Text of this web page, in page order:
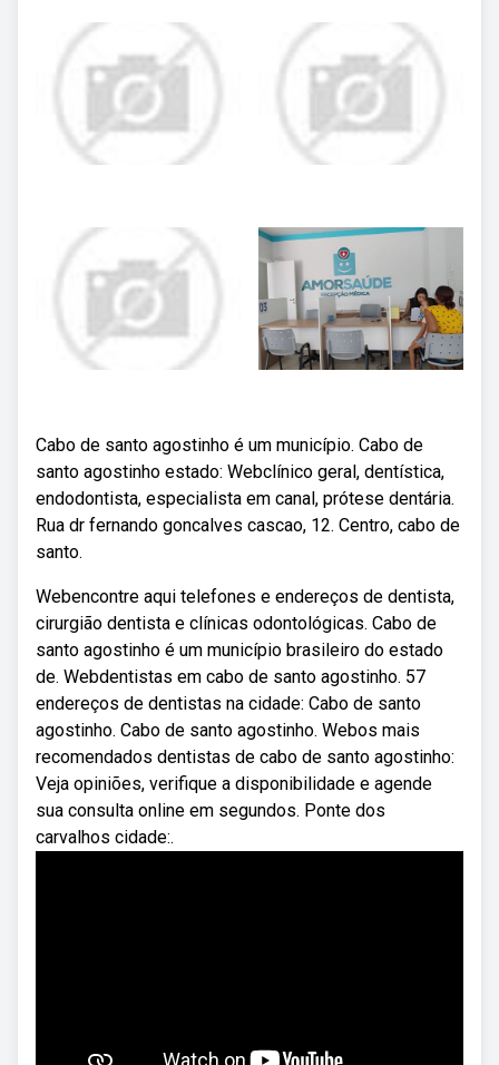
Cabo de santo agostinho é um município. Cabo de
santo agostinho estado: Webclínico geral, dentística,
endodontista, especialista em canal, prótese dentária.
Rua dr fernando goncalves cascao, 12. Centro, cabo de
santo.
Webencontre aqui telefones e endereços de dentista,
cirurgião dentista e clínicas odontológicas. Cabo de
santo agostinho é um município brasileiro do estado
de. Webdentistas em cabo de santo agostinho. 57
endereços de dentistas na cidade: Cabo de santo
agostinho. Cabo de santo agostinho. Webos mais
recomendados dentistas de cabo de santo agostinho:
Veja opiniões, verifique a disponibilidade e agende
sua consulta online em segundos. Ponte dos
carvalhos cidade:.